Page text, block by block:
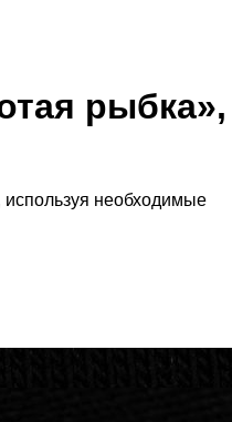
рыбка»,
используя необходимые